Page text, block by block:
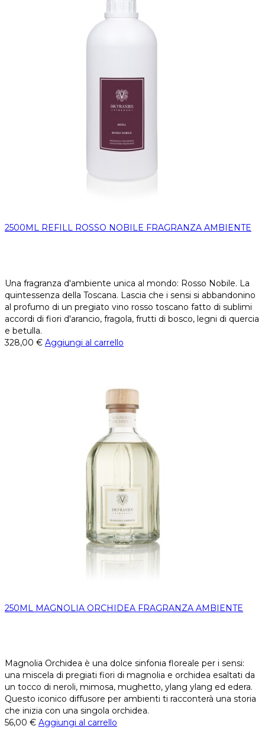
2500ML REFILL ROSSO NOBILE FRAGRANZA AMBIENTE
Una fragranza d'ambiente unica al mondo: Rosso Nobile. La
quintessenza della Toscana. Lascia che i sensi si abbandonino
al profumo di un pregiato vino rosso toscano fatto di sublimi
accordi di fiori d'arancio, fragola, frutti di bosco, legni di quercia
e betulla.
328,00 € Aggiungi al carrello
250ML MAGNOLIA ORCHIDEA FRAGRANZA AMBIENTE
Magnolia Orchidea è una dolce sinfonia floreale per i sensi:
una miscela di pregiati fiori di magnolia e orchidea esaltati da
un tocco di neroli, mimosa, mughetto, ylang ylang ed edera.
Questo iconico diffusore per ambienti ti racconterà una storia
che inizia con una singola orchidea.
56,00 € Aggiungi al carrello